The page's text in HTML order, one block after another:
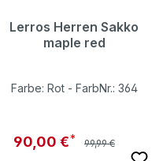
Lerros Herren Sakko
maple red
Farbe: Rot - FarbNr.: 364
Verkaufspreis:
90,00 € Regulärer Preis:
99,99 €